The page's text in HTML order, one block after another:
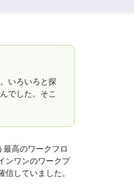
いろいろと探
でした。そこ
高のワークフロ
ンワンのワークプ
していました。